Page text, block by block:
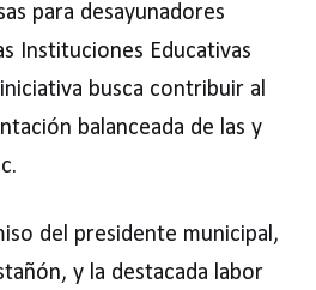
para desayunadores
Instituciones Educativas
busca contribuir al
balanceada de las y
del presidente municipal,
y la destacada labor